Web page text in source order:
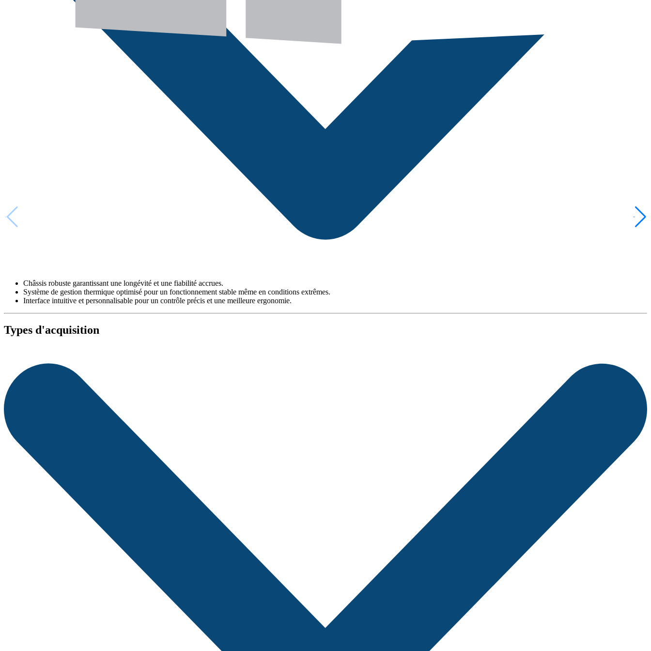
Châssis robuste garantissant une longévité et une fiabilité accrues.
Système de gestion thermique optimisé pour un fonctionnement stable même en conditions extrêmes.
Interface intuitive et personnalisable pour un contrôle précis et une meilleure ergonomie.
Types d'acquisition